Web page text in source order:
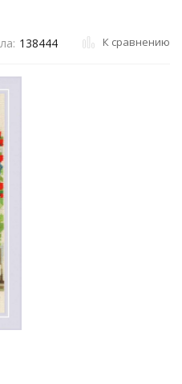
138444 К сравнению